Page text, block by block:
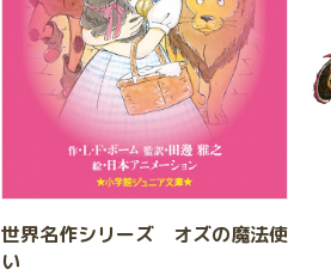
世界名作シリーズ オズの魔法使
い